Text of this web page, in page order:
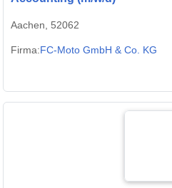
Aachen, 52062
Firma:FC-Moto GmbH & Co. KG